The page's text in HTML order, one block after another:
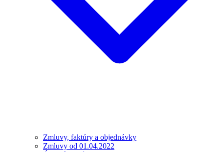
Zmluvy, faktúry a objednávky
Zmluvy od 01.04.2022